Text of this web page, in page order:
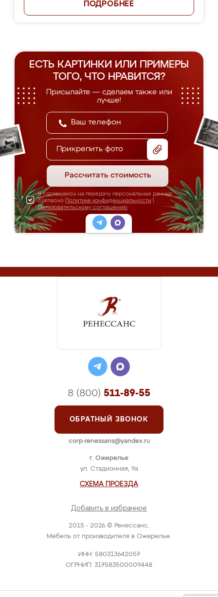
ПОДРОБНЕЕ
ЕСТЬ КАРТИНКИ ИЛИ ПРИМЕРЫ
ТОГО, ЧТО НРАВИТСЯ?
Присылайте — сделаем также или
лучше!
Прикрепить фото
Рассчитать стоимость
Я соглашаюсь на передачу персональных данных
согласно Политике конфиденциальности
Пользовательскому соглашению
2015 - 2026 © Ренессанс.
Мебель от производителя в Ожерелье.
ИНН: 580313642057
ОГРНИП: 317583500009448
г. Ожерелье
ул. Стадионная, 9а
СХЕМА ПРОЕЗДА
Добавить в избранное
8 (800) 511-89-55
ОБРАТНЫЙ ЗВОНОК
corp-renessans@yandex.ru